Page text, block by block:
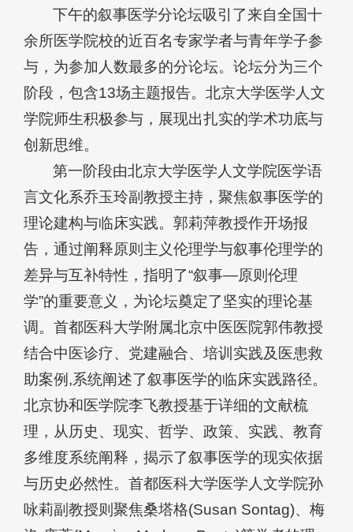
下午的叙事医学分论坛吸引了来自全国十
余所医学院校的近百名专家学者与青年学子参
与，为参加人数最多的分论坛。论坛分为三个
阶段，包含13场主题报告。北京大学医学人文
学院师生积极参与，展现出扎实的学术功底与
创新思维。
第一阶段由北京大学医学人文学院医学语
言文化系乔玉玲副教授主持，聚焦叙事医学的
理论建构与临床实践。郭莉萍教授作开场报
告，通过阐释原则主义伦理学与叙事伦理学的
差异与互补特性，指明了“叙事—原则伦理
学”的重要意义，为论坛奠定了坚实的理论基
调。首都医科大学附属北京中医医院郭伟教授
结合中医诊疗、党建融合、培训实践及医患救
助案例,系统阐述了叙事医学的临床实践路径。
北京协和医学院李飞教授基于详细的文献梳
理，从历史、现实、哲学、政策、实践、教育
多维度系统阐释，揭示了叙事医学的现实依据
与历史必然性。首都医科大学医学人文学院孙
咏莉副教授则聚焦桑塔格(Susan Sontag)、梅